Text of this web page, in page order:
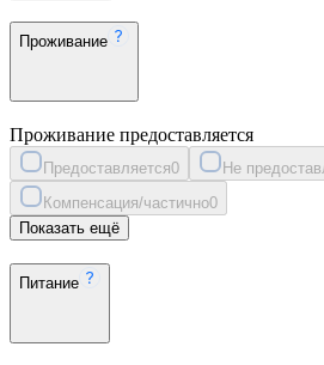
Проживание
Проживание предоставляется
Предоставляется0 Не
Компенсация/частично0
Показать ещё
Питание